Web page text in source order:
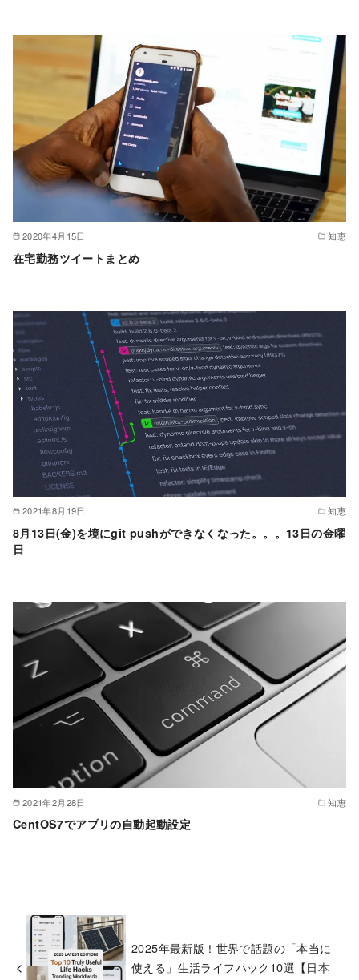
2020年4月15日 知恵
在宅勤務ツイートまとめ
2021年8月19日 知恵
8月13日(金)を境にgit pushができなくなった。。。13日の金曜
日
2021年2月28日 知恵
CentOS7でアプリの自動起動設定
2025年最新版！世界で話題の「本当に
使える」生活ライフハック10選【日本